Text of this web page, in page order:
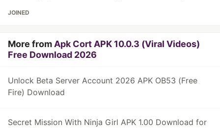
JOINED
More from Apk Cort APK 10.0.3 (Viral Videos)
Free Download 2026
Unlock Beta Server Account 2026 APK OB53 (Free
Fire) Download
Secret Mission With Ninja Girl APK 1.00 Download for